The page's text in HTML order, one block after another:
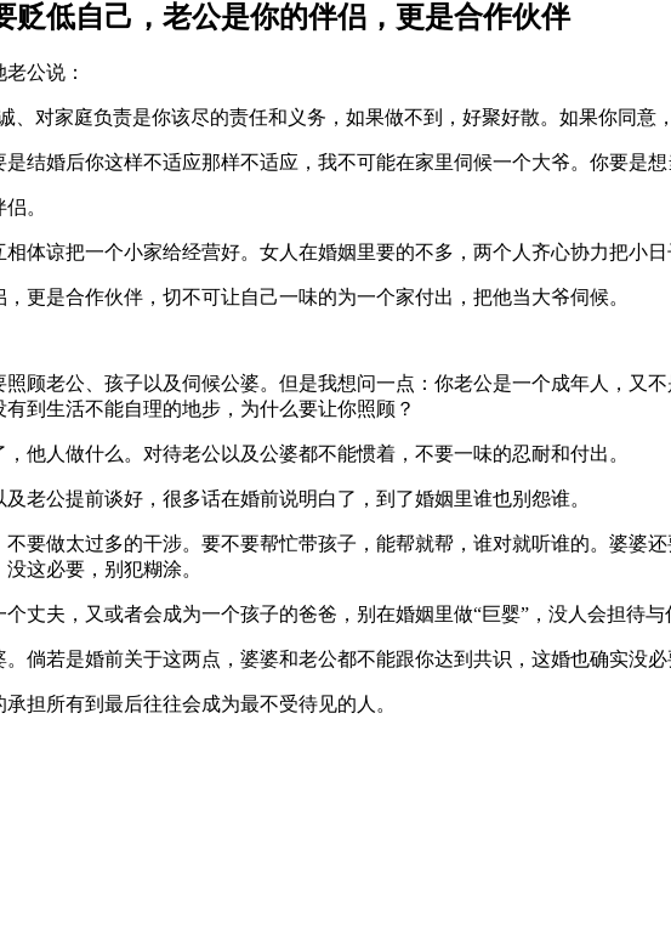
贬低自己，老公是你的伴侣，更是合作伙伴
公说：
、对家庭负责是你该尽的责任和义务，如果做不到，好聚好散。如果你同意
结婚后你这样不适应那样不适应，我不可能在家里伺候一个大爷。你要是
。
体谅把一个小家给经营好。女人在婚姻里要的不多，两个人齐心协力把小日
更是合作伙伴，切不可让自己一味的为一个家付出，把他当大爷伺候。
顾老公、孩子以及伺候公婆。但是我想问一点：你老公是一个成年人，又
到生活不能自理的地步，为什么要让你照顾？
他人做什么。对待老公以及公婆都不能惯着，不要一味的忍耐和付出。
老公提前谈好，很多话在婚前说明白了，到了婚姻里谁也别怨谁。
要做太过多的干涉。要不要帮忙带孩子，能帮就帮，谁对就听谁的。婆婆
这必要，别犯糊涂。
丈夫，又或者会成为一个孩子的爸爸，别在婚姻里做“巨婴”，没人会担待与
倘若是婚前关于这两点，婆婆和老公都不能跟你达到共识，这婚也确实没必
担所有到最后往往会成为最不受待见的人。